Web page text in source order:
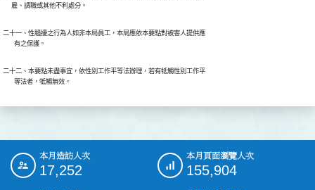
      雇、調職或其他不利處分。
二十一、性騷擾之行為人如非本局員工，本局應依本要點對被害人提供應
        有之保護。
二十二、本要點未盡事宜，依性別工作平等法辦理，若有牴觸性別工作平
        等法者，牴觸無效。
::: 本月造訪人次
17,252
本月頁面瀏覽人次
155,904